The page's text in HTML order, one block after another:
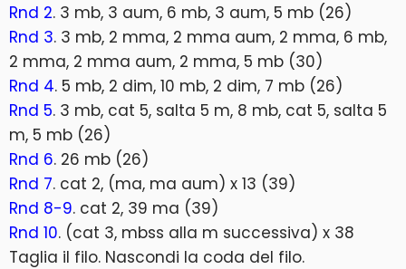
Rnd 2. 3 mb, 3 aum, 6 mb, 3 aum, 5 mb (26)
Rnd 3. 3 mb, 2 mma, 2 mma aum, 2 mma, 6 mb,
2 mma, 2 mma aum, 2 mma, 5 mb (30)
Rnd 4. 5 mb, 2 dim, 10 mb, 2 dim, 7 mb (26)
Rnd 5. 3 mb, cat 5, salta 5 m, 8 mb, cat 5, salta 5
m, 5 mb (26)
Rnd 6. 26 mb (26)
Rnd 7. cat 2, (ma, ma aum) x 13 (39)
Rnd 8-9. cat 2, 39 ma (39)
Rnd 10. (cat 3, mbss alla m successiva) x 38
Taglia il filo. Nascondi la coda del filo.